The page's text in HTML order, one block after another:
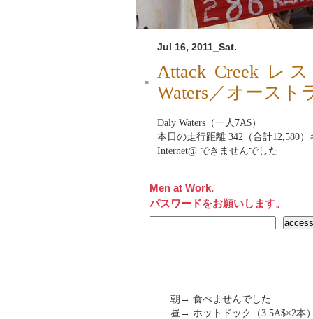
Jul 16, 2011_Sat.
■
Attack Creek レ
Waters／オースト
Daly Waters（一人7A$）
本日の走行距離 342（合計12,580）
Internet@ できませんでした
Men at Work.
パスワードをお願いします。
朝→ 食べませんでした
昼→ ホットドック（3.5A$×2本